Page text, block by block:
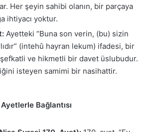
Her şeyin sahibi olanın, bir parçaya
ihtiyacı yoktur.
Ayetteki “Buna son verin, (bu) sizin
(intehû hayran lekum) ifadesi, bir
ve hikmetli bir davet üslubudur.
isteyen samimi bir nasihattir.
Bağlantısı